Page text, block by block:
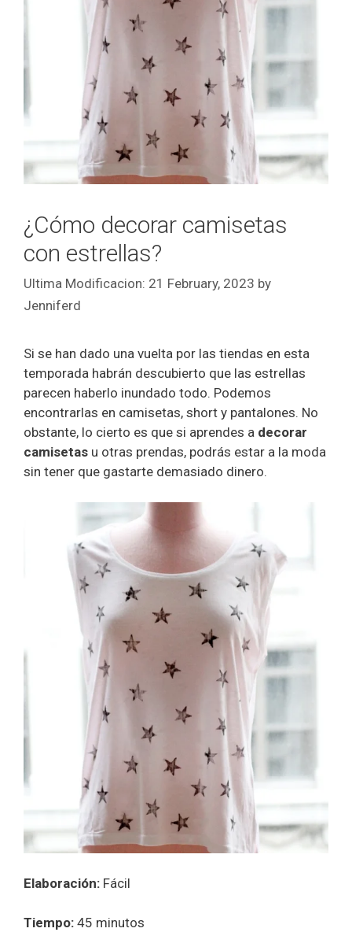
¿Cómo decorar camisetas
con estrellas?
21 February, 2023 by
Jenniferd
Si se han dado una vuelta por las tiendas en esta
temporada habrán descubierto que las estrellas
parecen haberlo inundado todo. Podemos
encontrarlas en camisetas, short y pantalones. No
obstante, lo cierto es que si aprendes a decorar
camisetas u otras prendas, podrás estar a la moda
sin tener que gastarte demasiado dinero.
Elaboración: Fácil
Tiempo: 45 minutos